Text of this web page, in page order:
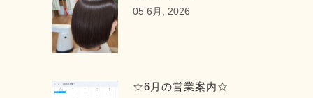
05 6月, 2026
☆6月の営業案内☆